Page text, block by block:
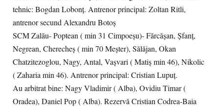
tehnic: Bogdan Lobonț. Antrenor principal: Zoltan Ritli,
antrenor secund Alexandru Botoș
SCM Zalău- Poptean ( min 31 Cimpoeșu)- Fărcășan, Șfanț,
Negrean, Cherecheș ( min 70 Meșter), Sălăjan, Okan
Chatzitezoglou, Nagy, Antal, Vașvari ( Matiș min 46), Nikolic
( Zaharia min 46). Antrenor principal: Cristian Lupuț.
Au arbitrat bine: Nagy Vladimir ( Alba), Ovidiu Timar (
Oradea), Daniel Pop ( Alba). Rezervă Cristian Codrea-Baia